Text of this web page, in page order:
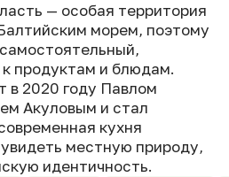
— особая территория
морем, поэтому
продуктам и блюдам.
в 2020 году Павлом
Акуловым и стал
кухня
местную природу,
идентичность.